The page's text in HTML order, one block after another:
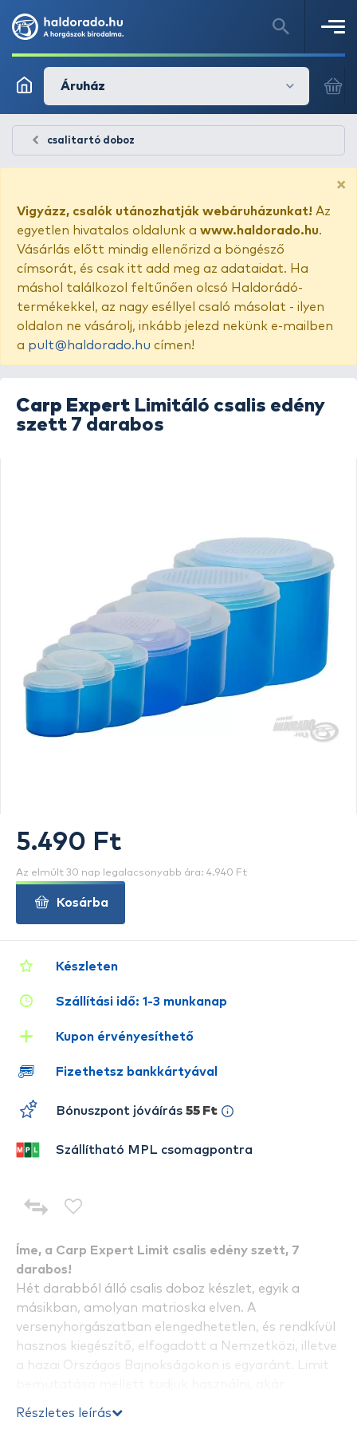
Áruház
csalitartó doboz
×
Vigyázz, csalók utánozhatják webáruházunkat! Az
egyetlen hivatalos oldalunk a www.haldorado.hu.
Vásárlás előtt mindig ellenőrizd a böngésző
címsorát, és csak itt add meg az adataidat. Ha
máshol találkozol feltűnően olcsó Haldorádó-
termékekkel, az nagy eséllyel csaló másolat - ilyen
oldalon ne vásárolj, inkább jelezd nekünk e-mailben
a pult@haldorado.hu címen!
Carp Expert Limitáló csalis edény
szett 7 darabos
Íme, a Carp Expert Limit csalis edény szett, 7
darabos!
Hét darabból álló csalis doboz készlet, egyik a
másikban, amolyan matrioska elven. A
versenyhorgászatban elengedhetetlen, és rendkívül
hasznos kiegészítő, elfogadott a Nemzetközi, illetve
a hazai Országos Bajnokságokon is egyaránt. Limit
Részletes leírás
Készleten
Szállítási idő: 1-3 munkanap
Kupon érvényesíthető
Fizethetsz bankkártyával
Bónuszpont jóváírás 55 Ft
Szállítható MPL csomagpontra
5.490 Ft
Az elmúlt 30 nap legalacsonyabb ára: 4.940 Ft
Kosárba